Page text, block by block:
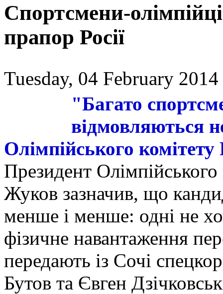
Спортсмени-
прапор Росії
Tuesday, 04 February
"Багато
відмовляються
Олімпійського комітету
Президент Олімпійського
Жуков зазначив, що
менше і менше: одні не
фізичне навантаження
передають із Сочі
Бутов та Євген